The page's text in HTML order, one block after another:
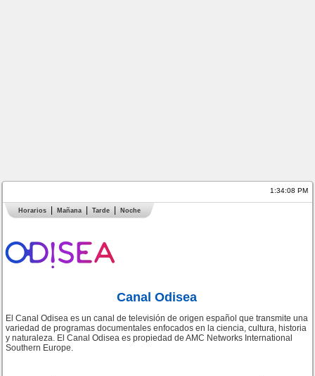
1:34:08 PM
Horarios Mañana Tarde Noche
Canal Odisea
El Canal Odisea es un canal de televisión de origen español que transmite una
variedad de programas documentales enfocados en la ciencia, cultura, historia
y naturaleza. El Canal Odisea es propiedad de AMC Networks International
Southern Europe.